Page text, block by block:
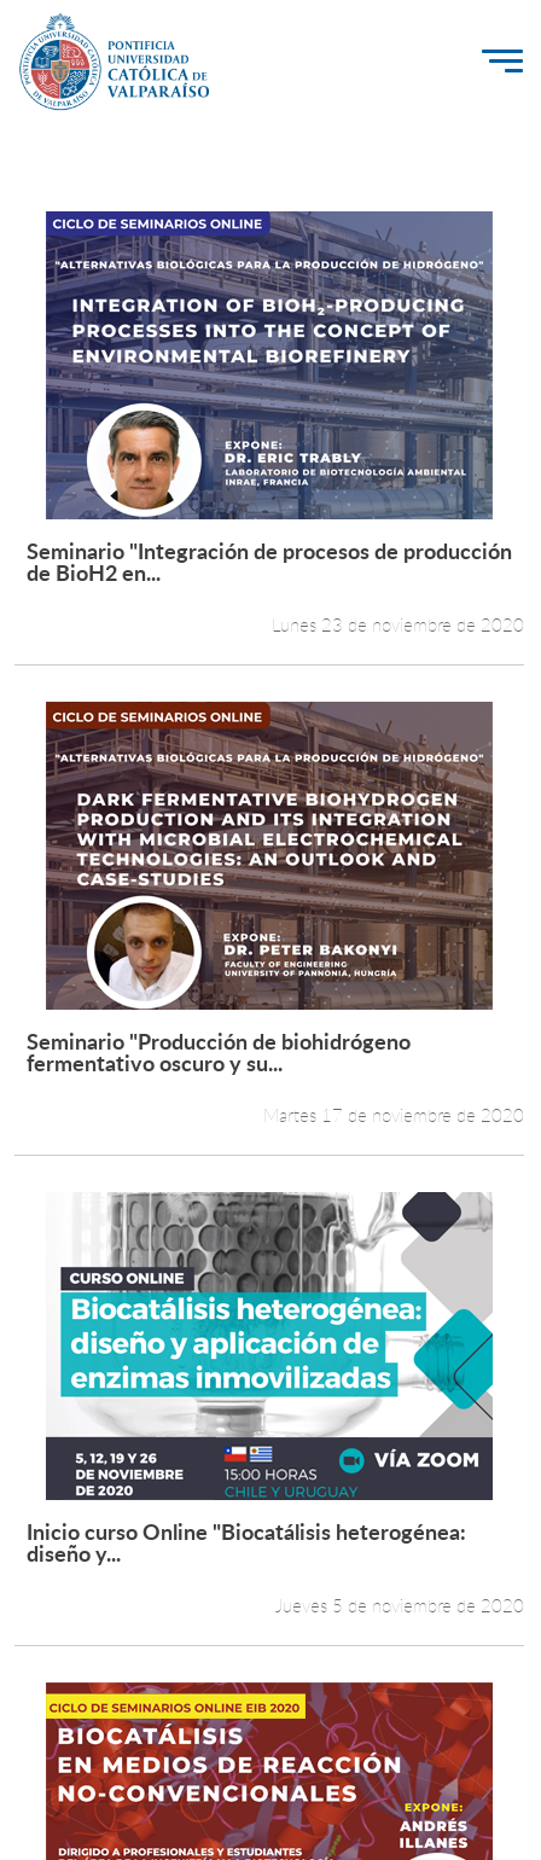
PUCV Internacional
Vinculación con el Medio
Admisión
Pregrado
Postgrado
Formación Continua
Funcionarios
Alumni
English
Leer más +
Seminario "Integración de procesos de producción
de BioH2 en...
Lunes 23 de noviembre de 2020
Leer más +
Seminario "Producción de biohidrógeno
fermentativo oscuro y su...
Martes 17 de noviembre de 2020
Leer más +
Inicio curso Online "Biocatálisis heterogénea:
diseño y...
Jueves 5 de noviembre de 2020